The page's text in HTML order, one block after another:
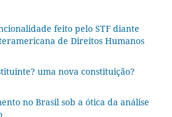
feito pelo STF diante
de Direitos Humanos
uma nova constituição?
no Brasil sob a ótica da análise